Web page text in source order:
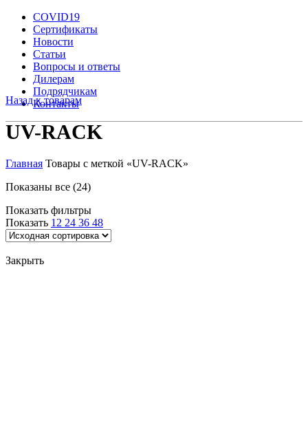
COVID19
Сертификаты
Новости
Статьи
Вопросы и ответы
Дилерам
Подрядчикам
Контакты
Назад к товарам
UV-RACK
Главная Товары с меткой «UV-RACK»
Показаны все (24)
Показать фильтры
Показать 12 24 36 48
Закрыть